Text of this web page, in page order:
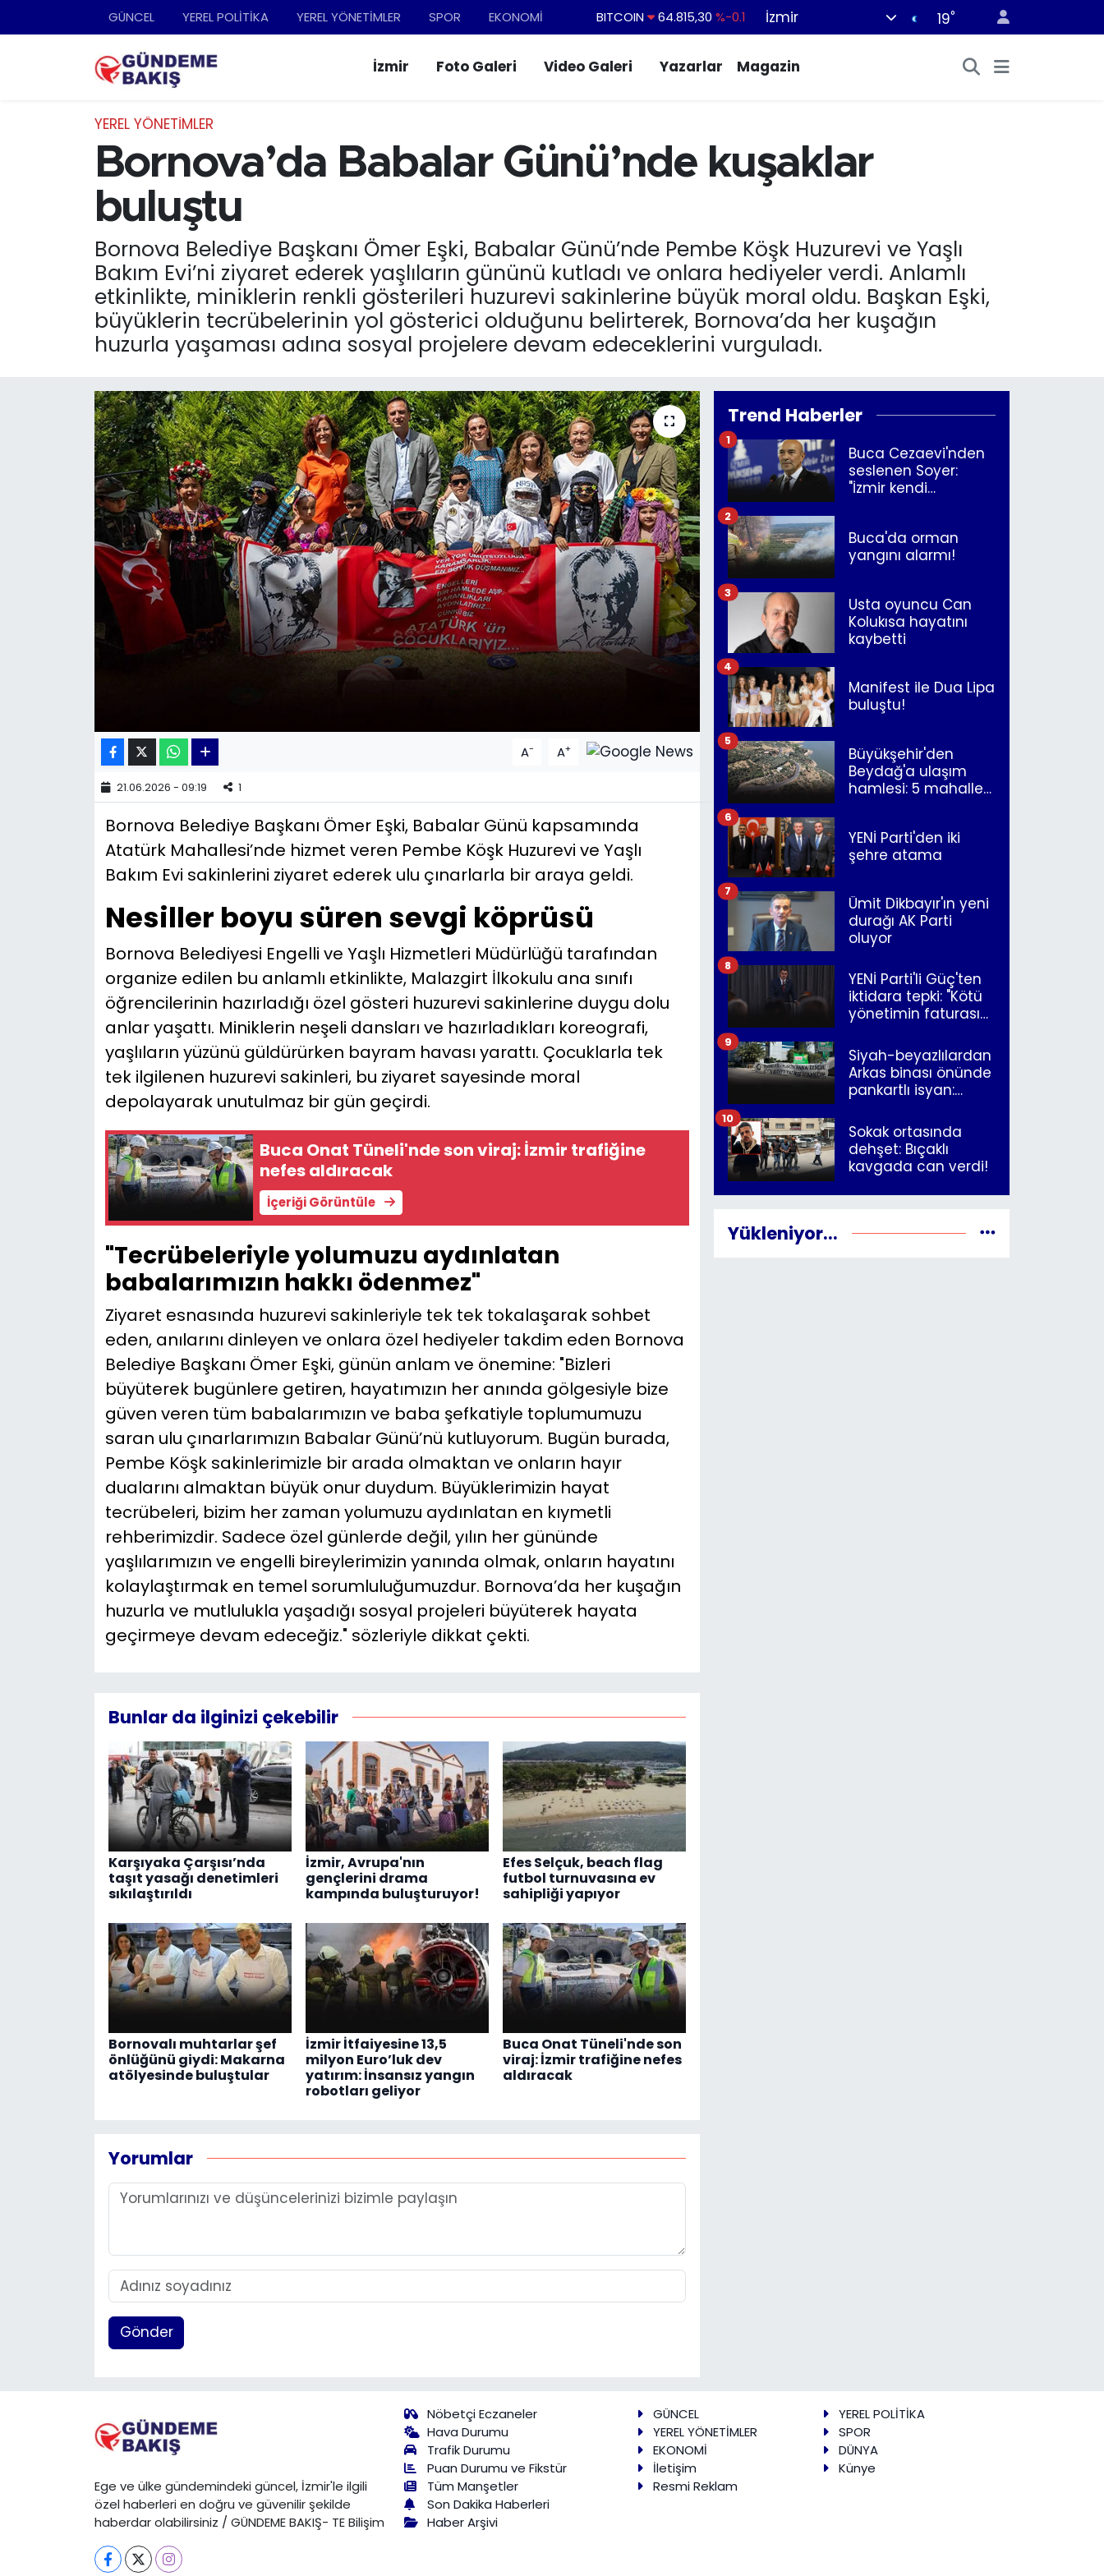
GÜNCEL YEREL POLİTİKA YEREL YÖNETİMLER SPOR EKONOMİ
DOLAR
47,7436%0.18
EURO
55,2510%0.32
BİST100
13.779 %-14
İzmir 19°
İzmir Foto Galeri Video Galeri Yazarlar Magazin
YEREL YÖNETİMLER
Bornova’da Babalar Günü’nde kuşaklar
buluştu
Bornova Belediye Başkanı Ömer Eşki, Babalar Günü’nde Pembe Köşk Huzurevi ve Yaşlı
Bakım Evi’ni ziyaret ederek yaşlıların gününü kutladı ve onlara hediyeler verdi. Anlamlı
etkinlikte, miniklerin renkli gösterileri huzurevi sakinlerine büyük moral oldu. Başkan Eşki,
büyüklerin tecrübelerinin yol gösterici olduğunu belirterek, Bornova’da her kuşağın
huzurla yaşaması adına sosyal projelere devam edeceklerini vurguladı.
A- A+
21.06.2026 - 09:19 1
Bornova Belediye Başkanı Ömer Eşki, Babalar Günü kapsamında
Atatürk Mahallesi’nde hizmet veren Pembe Köşk Huzurevi ve Yaşlı
Bakım Evi sakinlerini ziyaret ederek ulu çınarlarla bir araya geldi.
Nesiller boyu süren sevgi köprüsü
Bornova Belediyesi Engelli ve Yaşlı Hizmetleri Müdürlüğü tarafından
organize edilen bu anlamlı etkinlikte, Malazgirt İlkokulu ana sınıfı
öğrencilerinin hazırladığı özel gösteri huzurevi sakinlerine duygu dolu
anlar yaşattı. Miniklerin neşeli dansları ve hazırladıkları koreografi,
yaşlıların yüzünü güldürürken bayram havası yarattı. Çocuklarla tek
tek ilgilenen huzurevi sakinleri, bu ziyaret sayesinde moral
depolayarak unutulmaz bir gün geçirdi.
Buca Onat Tüneli'nde son viraj: İzmir trafiğine
nefes aldıracak
İçeriği Görüntüle
"Tecrübeleriyle yolumuzu aydınlatan
babalarımızın hakkı ödenmez"
Ziyaret esnasında huzurevi sakinleriyle tek tek tokalaşarak sohbet
eden, anılarını dinleyen ve onlara özel hediyeler takdim eden Bornova
Belediye Başkanı Ömer Eşki, günün anlam ve önemine: "Bizleri
büyüterek bugünlere getiren, hayatımızın her anında gölgesiyle bize
güven veren tüm babalarımızın ve baba şefkatiyle toplumumuzu
saran ulu çınarlarımızın Babalar Günü’nü kutluyorum. Bugün burada,
Pembe Köşk sakinlerimizle bir arada olmaktan ve onların hayır
dualarını almaktan büyük onur duydum. Büyüklerimizin hayat
tecrübeleri, bizim her zaman yolumuzu aydınlatan en kıymetli
rehberimizdir. Sadece özel günlerde değil, yılın her gününde
yaşlılarımızın ve engelli bireylerimizin yanında olmak, onların hayatını
kolaylaştırmak en temel sorumluluğumuzdur. Bornova’da her kuşağın
huzurla ve mutlulukla yaşadığı sosyal projeleri büyüterek hayata
geçirmeye devam edeceğiz." sözleriyle dikkat çekti.
Bunlar da ilginizi çekebilir
Karşıyaka Çarşısı’nda
taşıt yasağı denetimleri
sıkılaştırıldı
İzmir, Avrupa'nın
gençlerini drama
kampında buluşturuyor!
Efes Selçuk, beach flag
futbol turnuvasına ev
sahipliği yapıyor
Bornovalı muhtarlar şef
önlüğünü giydi: Makarna
atölyesinde buluştular
İzmir İtfaiyesine 13,5
milyon Euro’luk dev
yatırım: İnsansız yangın
robotları geliyor
Buca Onat Tüneli'nde son
viraj: İzmir trafiğine nefes
aldıracak
Yorumlar
Gönder
Trend Haberler
Buca Cezaevi'nden
seslenen Soyer:
"İzmir kendi
1
Buca'da orman
yangını alarmı!
2
Usta oyuncu Can
Kolukısa hayatını
kaybetti
3
Manifest ile Dua Lipa
buluştu!
4
Büyükşehir'den
Beydağ'a ulaşım
hamlesi: 5 mahalle
5
YENİ Parti'den iki
şehre atama
6
Ümit Dikbayır'ın yeni
durağı AK Parti
oluyor
7
YENİ Parti'li Güç'ten
iktidara tepki: "Kötü
yönetimin faturasını
8
Siyah-beyazlılardan
Arkas binası önünde
pankartlı isyan:
İzmir"
9
Sokak ortasında
dehşet: Bıçaklı
kavgada can verdi!
10
Yükleniyor...
Ege ve ülke gündemindeki güncel, İzmir'le ilgili
özel haberleri en doğru ve güvenilir şekilde
haberdar olabilirsiniz / GÜNDEME BAKIŞ- TE Bilişim
Nöbetçi Eczaneler
Hava Durumu
Trafik Durumu
Puan Durumu ve Fikstür
Tüm Manşetler
Son Dakika Haberleri
Haber Arşivi
GÜNCEL
YEREL POLİTİKA
YEREL YÖNETİMLER
SPOR
EKONOMİ
DÜNYA
İletişim
Künye
Resmi Reklam
Ankara
DÜNYA
EKONOMİ
English News
GÜNCEL
KÜLTÜR SANAT
MAGAZİN
POLİTİKA
SAĞLIK
Siyaset
TEKNOLOJİ
YEREL POLİTİKA
Nöbetçi Eczaneler
Trafik Durumu
Süper Lig Puan Durumu ve Fikstür
Son Dakika Haberleri
Haber Arşivi